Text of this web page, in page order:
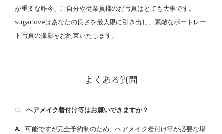
が重要な昨今、ご自分や従業員様のお写真はとても大事です。
sugarloveはあなたの良さを最大限に引き出し、素敵なポートレー
ト写真の撮影をお約束いたします。
よくある質問
ヘアメイク着付け等はお願いできますか？
可能ですが完全予約制のため、ヘアメイク着付け等が必要な場